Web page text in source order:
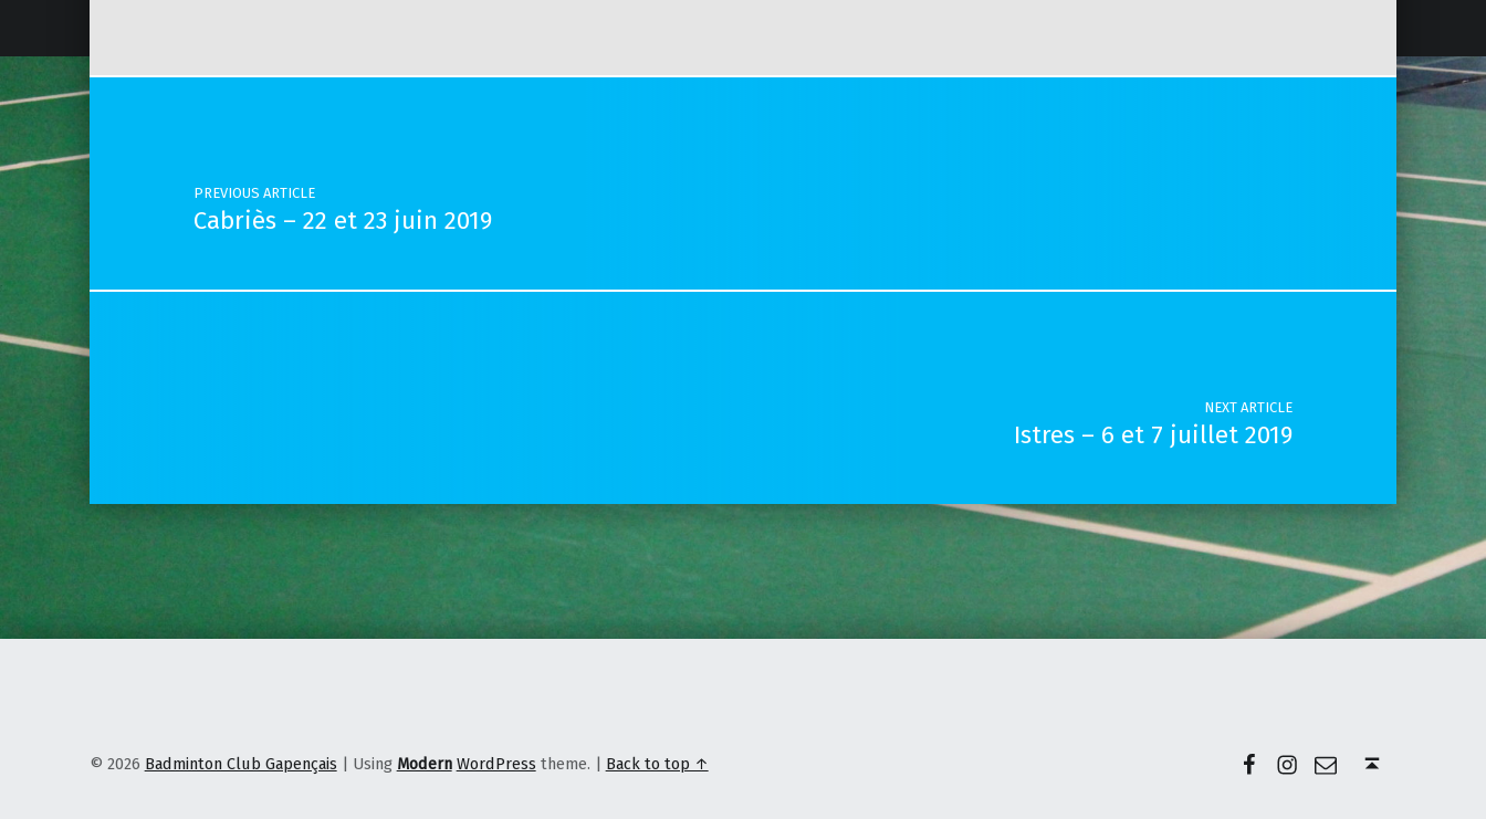
Post navigation
PREVIOUS ARTICLE
Cabriès – 22 et 23 juin 2019
NEXT ARTICLE
Istres – 6 et 7 juillet 2019
© 2026 Badminton Club Gapençais | Using Modern WordPress theme. | Back to top ↑